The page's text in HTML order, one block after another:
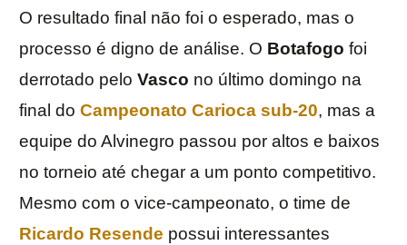
O resultado final não foi o esperado, mas o
processo é digno de análise. O Botafogo foi
derrotado pelo Vasco no último domingo na
final do Campeonato Carioca sub-20, mas a
equipe do Alvinegro passou por altos e baixos
no torneio até chegar a um ponto competitivo.
Mesmo com o vice-campeonato, o time de
Ricardo Resende possui interessantes